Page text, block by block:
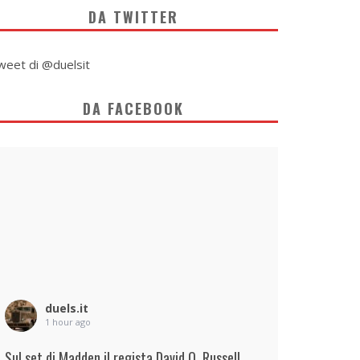
DA TWITTER
di @duelsit
DA FACEBOOK
duels.it
1 hour ago